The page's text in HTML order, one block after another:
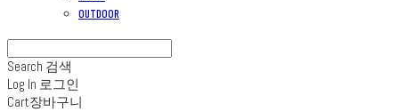
OUTDOOR
Search 검색
Log In 로그인
Cart장바구니